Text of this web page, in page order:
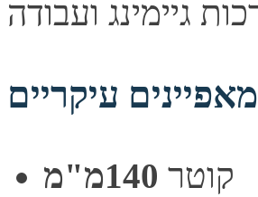
מאפיינים עיקריים
קוטר 140מ"מ